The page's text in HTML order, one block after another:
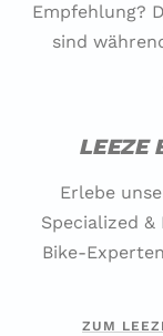
Empfehlung?
sind
LEEZE
Erlebe
Specialized
Bike-
ZUM